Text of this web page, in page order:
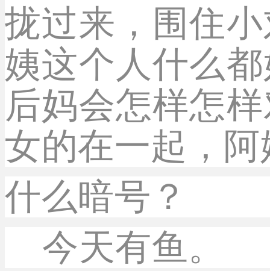
拢过来，围住
姨这个人什么
后妈会怎样怎
女的在一起，
什么暗号？
今天有鱼。